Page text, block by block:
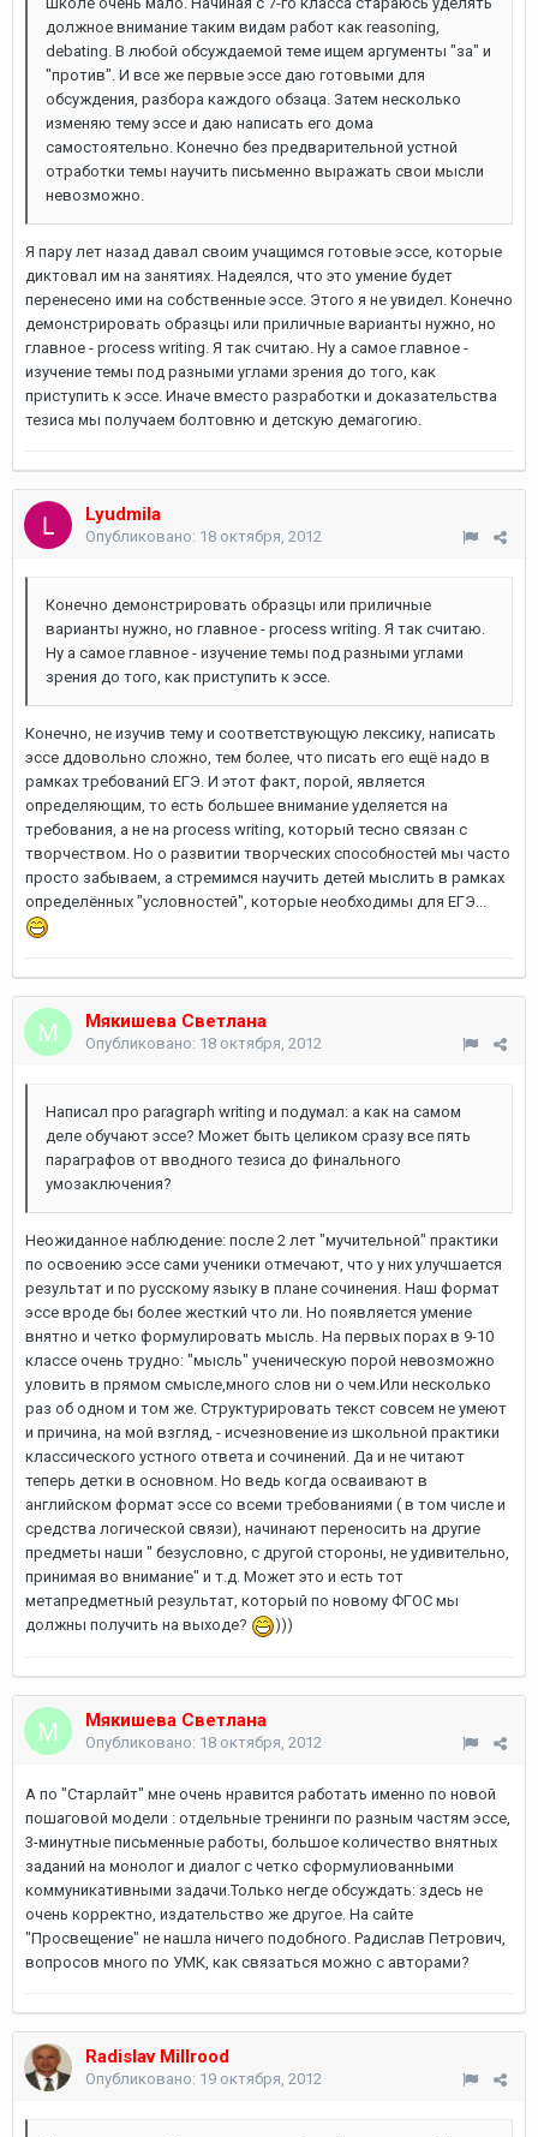
должное внимание таким видам работ как reasoning,
debating. В любой обсуждаемой теме ищем аргументы "за" и
"против". И все же первые эссе даю готовыми для
обсуждения, разбора каждого обзаца. Затем несколько
изменяю тему эссе и даю написать его дома
самостоятельно. Конечно без предварительной устной
отработки темы научить письменно выражать свои мысли
невозможно.
Я пару лет назад давал своим учащимся готовые эссе, которые
диктовал им на занятиях. Надеялся, что это умение будет
перенесено ими на собственные эссе. Этого я не увидел. Конечно
демонстрировать образцы или приличные варианты нужно, но
главное - process writing. Я так считаю. Ну а самое главное -
изучение темы под разными углами зрения до того, как
приступить к эссе. Иначе вместо разработки и доказательства
тезиса мы получаем болтовню и детскую демагогию.
Lyudmila
Опубликовано: 18 октября, 2012
Конечно демонстрировать образцы или приличные
варианты нужно, но главное - process writing. Я так считаю.
Ну а самое главное - изучение темы под разными углами
зрения до того, как приступить к эссе.
Конечно, не изучив тему и соответствующую лексику, написать
эссе ддовольно сложно, тем более, что писать его ещё надо в
рамках требований ЕГЭ. И этот факт, порой, является
определяющим, то есть большее внимание уделяется на
требования, а не на process writing, который тесно связан с
творчеством. Но о развитии творческих способностей мы часто
просто забываем, а стремимся научить детей мыслить в рамках
определённых "условностей", которые необходимы для ЕГЭ...
Мякишева Светлана
Опубликовано: 18 октября, 2012
Написал про paragraph writing и подумал: а как на самом
деле обучают эссе? Может быть целиком сразу все пять
параграфов от вводного тезиса до финального
умозаключения?
Неожиданное наблюдение: после 2 лет "мучительной" практики
по освоению эссе сами ученики отмечают, что у них улучшается
результат и по русскому языку в плане сочинения. Наш формат
эссе вроде бы более жесткий что ли. Но появляется умение
внятно и четко формулировать мысль. На первых порах в 9-10
классе очень трудно: "мысль" ученическую порой невозможно
уловить в прямом смысле,много слов ни о чем.Или несколько
раз об одном и том же. Структурировать текст совсем не умеют
и причина, на мой взгляд, - исчезновение из школьной практики
классического устного ответа и сочинений. Да и не читают
теперь детки в основном. Но ведь когда осваивают в
английском формат эссе со всеми требованиями ( в том числе и
средства логической связи), начинают переносить на другие
предметы наши " безусловно, с другой стороны, не удивительно,
принимая во внимание" и т.д. Может это и есть тот
метапредметный результат, который по новому ФГОС мы
должны получить на выходе?
)))
Мякишева Светлана
Опубликовано: 18 октября, 2012
А по "Старлайт" мне очень нравится работать именно по новой
пошаговой модели : отдельные тренинги по разным частям эссе,
3-минутные письменные работы, большое количество внятных
заданий на монолог и диалог с четко сформулиованными
коммуникативными задачи.Только негде обсуждать: здесь не
очень корректно, издательство же другое. На сайте
"Просвещение" не нашла ничего подобного. Радислав Петрович,
вопросов много по УМК, как связаться можно с авторами?
Radislav Millrood
Опубликовано: 19 октября, 2012